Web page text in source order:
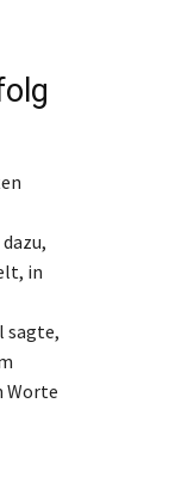
in
sagte,
Worte